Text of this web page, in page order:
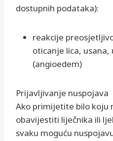
dostupnih podataka):
reakcije
oticanje lica,
(angioedem)
Prijavljivanje nuspojava
Ako primijetite bilo koju
obavijestiti liječnika ili
svaku moguću